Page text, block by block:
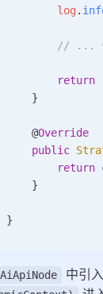
        log
.
// ...
        return
    }
    @
Override
    public
        return
    }
}
AiApiNode 中引入